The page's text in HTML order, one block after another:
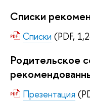
Списки
Списки (PDF,
Родительское
Презентация